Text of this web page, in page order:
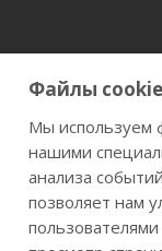
+7 (846)
г.
Файлы cookie
Мы используем
нашими
анализа
позволяет нам